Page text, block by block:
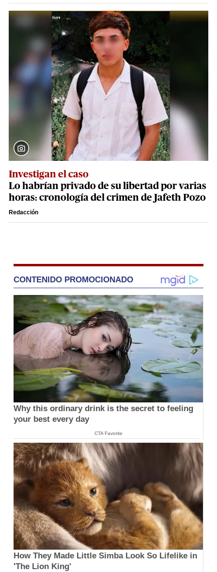
Investigan el caso
Lo habrían privado de su libertad por varias
horas: cronología del crimen de Jafeth Pozo
Redacción
CONTENIDO PROMOCIONADO
Why this ordinary drink is the secret to feeling
your best every day
CTA Favorite
How They Made Little Simba Look So Lifelike in
'The Lion King'